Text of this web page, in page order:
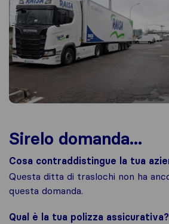
Sirelo domanda...
Cosa contraddistingue la tua
Questa ditta di traslochi non ha
questa domanda.
Qual è la tua polizza